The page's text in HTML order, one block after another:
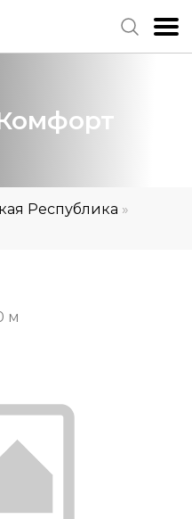
Республика »
м